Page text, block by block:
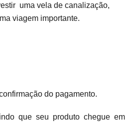
uma vela de canalização,
viagem importante.
do pagamento.
que seu produto chegue em